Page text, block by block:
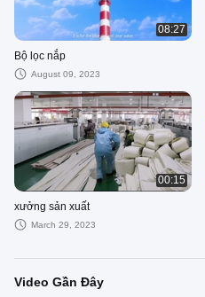
08:27
Bộ lọc nắp
August 09, 2023
00:15
xưởng sản xuất
March 29, 2023
Video Gần Đây